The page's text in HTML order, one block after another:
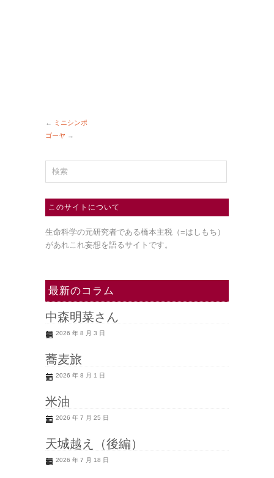
←
ミニシンポ
ゴーヤ →
このサイトについて
生命科学の元研究者である橋本主税（=はしもち）
があれこれ妄想を語るサイトです。
最新のコラム
中森明菜さん
2026 年 8 月 3 日
蕎麦旅
2026 年 8 月 1 日
米油
2026 年 7 月 25 日
天城越え（後編）
2026 年 7 月 18 日